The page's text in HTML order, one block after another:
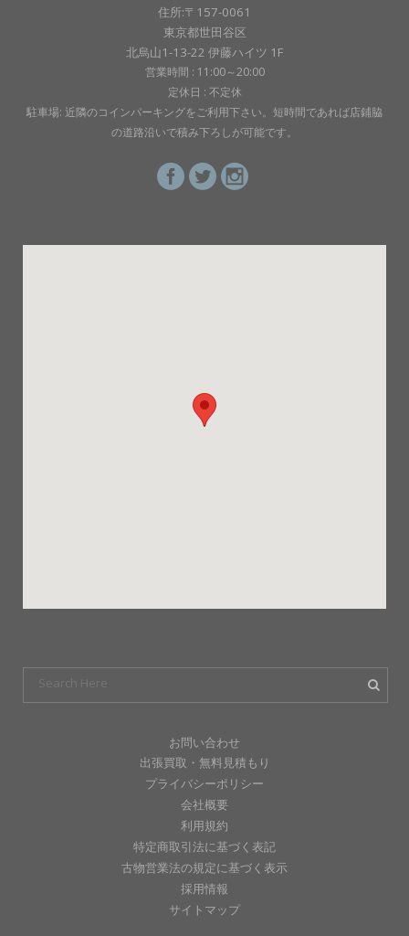
住所:〒157-0061
東京都世田谷区
北烏山1-13-22 伊藤ハイツ 1F
営業時間 : 11:00～20:00
定休日 : 不定休
駐車場: 近隣のコインパーキングをご利用下さい。短時間であれば店鋪脇
の道路沿いで積み下ろしが可能です。
お問い合わせ
出張買取・無料見積もり
プライバシーポリシー
会社概要
利用規約
特定商取引法に基づく表記
古物営業法の規定に基づく表示
採用情報
サイトマップ